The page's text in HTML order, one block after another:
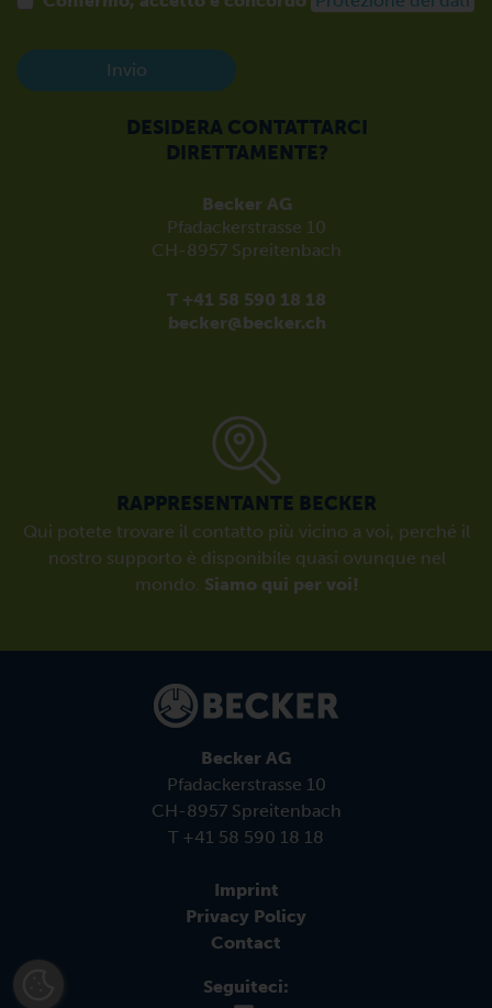
Invio
DESIDERA CONTATTARCI
DIRETTAMENTE?
Becker AG
Pfadackerstrasse 10
CH-8957 Spreitenbach
T +41 58 590 18 18
becker@becker.ch
RAPPRESENTANTE BECKER
Qui potete trovare il contatto più vicino a voi, perché il
nostro supporto è disponibile quasi ovunque nel
mondo. Siamo qui per voi!
Becker AG
Pfadackerstrasse 10
CH-8957 Spreitenbach
T +41 58 590 18 18
Imprint
Privacy Policy
Contact
Seguiteci: